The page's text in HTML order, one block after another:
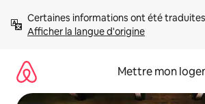
directement
Afficher la langue d'origine
Mettre mon